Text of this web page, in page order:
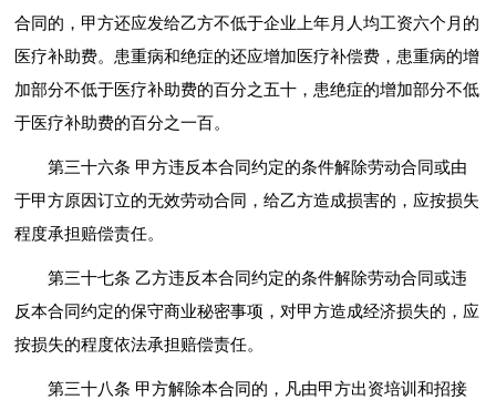
合同的，甲方还应发给乙方不低于企业上年月人均工资六个月的
医疗补助费。患重病和绝症的还应增加医疗补偿费，患重病的增
加部分不低于医疗补助费的百分之五十，患绝症的增加部分不低
于医疗补助费的百分之一百。
第三十六条 甲方违反本合同约定的条件解除劳动合同或由
于甲方原因订立的无效劳动合同，给乙方造成损害的，应按损失
程度承担赔偿责任。
第三十七条 乙方违反本合同约定的条件解除劳动合同或违
反本合同约定的保守商业秘密事项，对甲方造成经济损失的，应
按损失的程度依法承担赔偿责任。
第三十八条 甲方解除本合同的，凡由甲方出资培训和招接